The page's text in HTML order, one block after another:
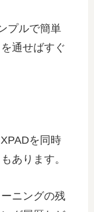
プルで簡単
通せばすぐ
を同時
あります。
ニングの残